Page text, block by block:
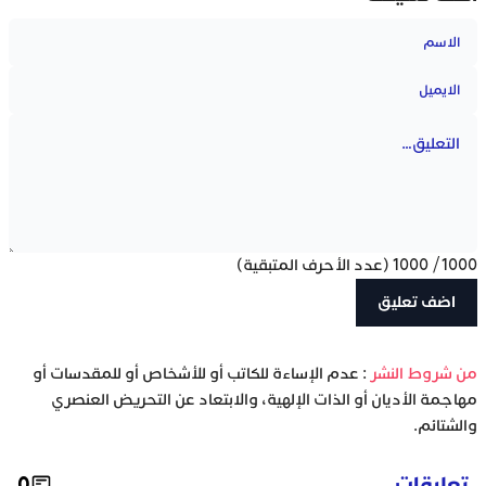
1000
/
1000 (عدد الأحرف المتبقية)
‫من شروط النشر : عدم الإساءة للكاتب أو للأشخاص أو للمقدسات أو
مهاجمة الأديان أو الذات الإلهية، والابتعاد عن التحريض العنصري
والشتائم.